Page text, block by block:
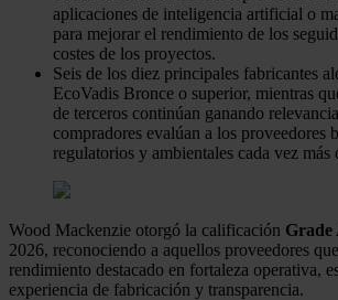
aplicaciones de inteligencia artificial o
para mejorar el rendimiento de los
costes de los proyectos.
Seis de los diez principales fabricantes
EcoVadis Bronce o superior, mientras
de terceros continúan ganando
compradores evalúan a los proveedores
regulatorios y ambientales cada vez más
Wood Mackenzie otorgó la calificación Grade
2026, reconociendo a aquellos proveedores
rendimiento destacado en fortaleza operativa,
experiencia de fabricación y transparencia.